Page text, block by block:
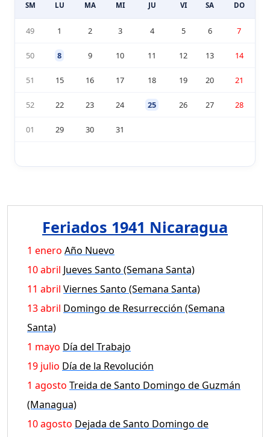
SM LU MA MI JU VI SA DO
49 1 2 3 4 5 6 7
50 8 9 10 11 12 13 14
51 15 16 17 18 19 20 21
52 22 23 24 25 26 27 28
01 29 30 31
Feriados 1941 Nicaragua
1 enero Año Nuevo
10 abril Jueves Santo (Semana Santa)
11 abril Viernes Santo (Semana Santa)
13 abril Domingo de Resurrección (Semana
Santa)
1 mayo Día del Trabajo
19 julio Día de la Revolución
1 agosto Treida de Santo Domingo de Guzmán
(Managua)
10 agosto Dejada de Santo Domingo de